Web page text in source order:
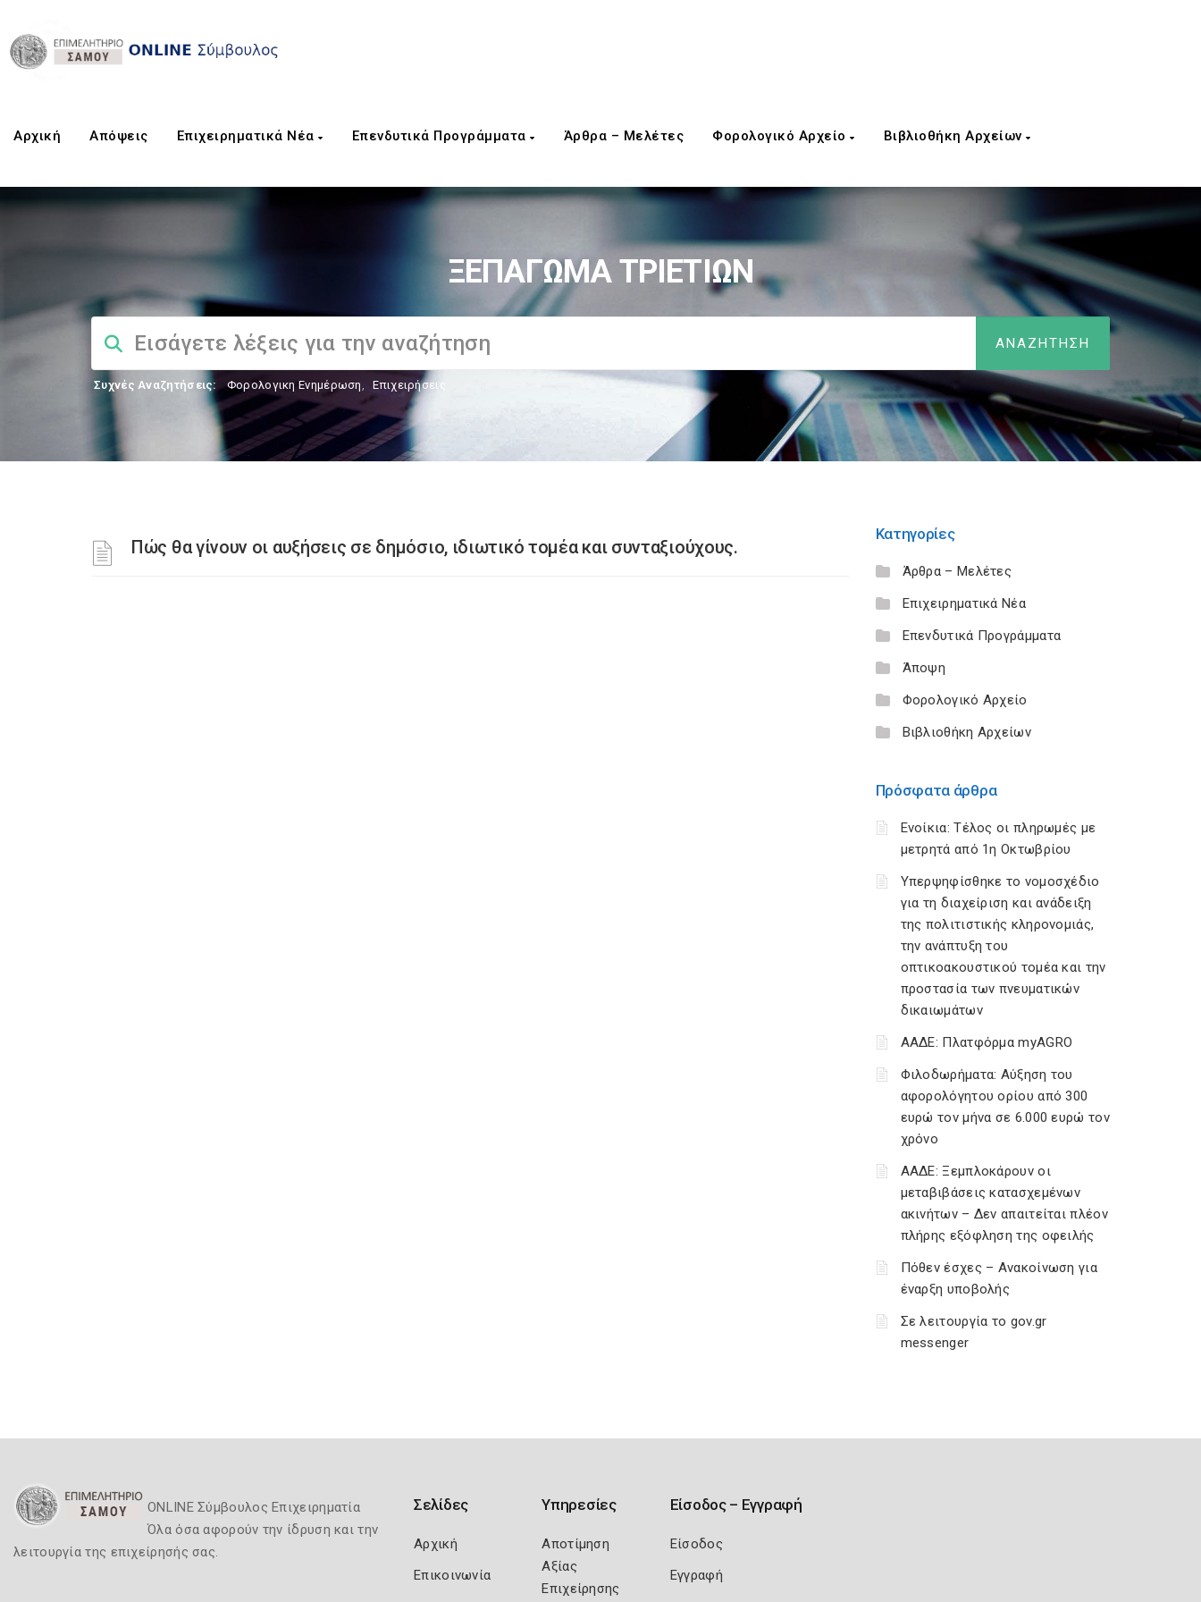
Αρχική Aπόψεις Επιχειρηματικά Νέα Επενδυτικά Προγράμματα Άρθρα – Μελέτες Φορολογικό Αρχείο Βιβλιοθήκη Αρχείων
ΞΕΠΑΓΩΜΑ ΤΡΙΕΤΙΩΝ
Συχνές Αναζητήσεις: Φορολογικη Ενημέρωση, Επιχειρήσεις
Πώς θα γίνουν οι αυξήσεις σε δημόσιο, ιδιωτικό τομέα και συνταξιούχους.
Κατηγορίες
Άρθρα – Μελέτες
Επιχειρηματικά Νέα
Επενδυτικά Προγράμματα
Άποψη
Φορολογικό Αρχείο
Βιβλιοθήκη Αρχείων
Πρόσφατα άρθρα
Ενοίκια: Τέλος οι πληρωμές με
μετρητά από 1η Οκτωβρίου
Υπερψηφίσθηκε το νομοσχέδιο
για τη διαχείριση και ανάδειξη
της πολιτιστικής κληρονομιάς,
την ανάπτυξη του
οπτικοακουστικού τομέα και την
προστασία των πνευματικών
δικαιωμάτων
ΑΑΔΕ: Πλατφόρμα myAGRO
Φιλοδωρήματα: Αύξηση του
αφορολόγητου ορίου από 300
ευρώ τον μήνα σε 6.000 ευρώ τον
χρόνο
ΑΑΔΕ: Ξεμπλοκάρουν οι
μεταβιβάσεις κατασχεμένων
ακινήτων – Δεν απαιτείται πλέον
πλήρης εξόφληση της οφειλής
Πόθεν έσχες – Ανακοίνωση για
έναρξη υποβολής
Σε λειτουργία το gov.gr
messenger
ONLINE Σύμβουλος Επιχειρηματία
Όλα όσα αφορούν την ίδρυση και την
λειτουργία της επιχείρησής σας.
Σελίδες
Αρχική
Επικοινωνία
Υπηρεσίες
Αποτίμηση
Αξίας
Επιχείρησης
Είσοδος – Εγγραφή
Είσοδος
Εγγραφή